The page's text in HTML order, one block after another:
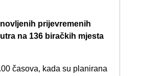
prijevremenih
na 136 biračkih mjesta
časova, kada su planirana